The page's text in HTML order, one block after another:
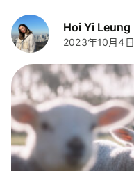
Hoi Yi Leung
2023年10月4日